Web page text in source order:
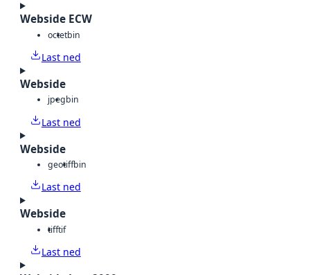
Webside ECW
octetbin
Last ned
Webside
jpegbin
Last ned
Webside
geotiffbin
Last ned
Webside
tifftif
Last ned